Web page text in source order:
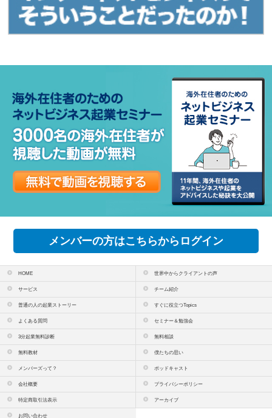
メンバーの方はこちらからログイン
HOME 世界中からクライアントの声
サービス チーム紹介
普通の人の起業ストーリー すぐに役立つTopics
よくある質問 セミナー＆勉強会
3分起業無料診断 無料相談
無料教材 僕たちの思い
メンバーズって？ ポッドキャスト
会社概要 プライバシーポリシー
特定商取引法表示 アーカイブ
お問い合わせ